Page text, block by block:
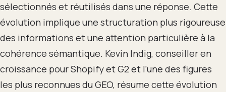
sélectionnés et réutilisés dans une réponse. Cette
évolution implique une structuration plus rigoureuse
des informations et une attention particulière à la
cohérence sémantique. Kevin Indig, conseiller en
croissance pour Shopify et G2 et l’une des figures
les plus reconnues du GEO, résume cette évolution